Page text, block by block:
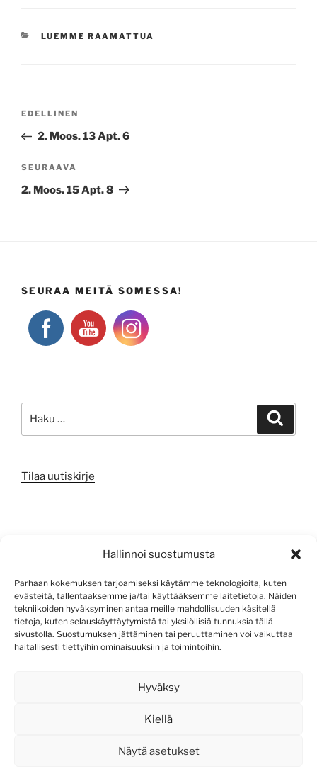
Hallinnoi suostumusta
Parhaan kokemuksen tarjoamiseksi käytämme teknologioita, kuten
evästeitä, tallentaaksemme ja/tai käyttääksemme laitetietoja. Näiden
tekniikoiden hyväksyminen antaa meille mahdollisuuden käsitellä
tietoja, kuten selauskäyttäytymistä tai yksilöllisiä tunnuksia tällä
sivustolla. Suostumuksen jättäminen tai peruuttaminen voi vaikuttaa
haitallisesti tiettyihin ominaisuuksiin ja toimintoihin.
Hyväksy
Kiellä
Näytä asetukset
KATEGORIAT
LUEMME RAAMATTUA
Edellinen
artikkeli
EDELLINEN
2. Moos. 13 Apt. 6
Seuraava
artikkeli
SEURAAVA
2. Moos. 15 Apt. 8
SEURAA MEITÄ SOMESSA!
Tilaa uutiskirje
Sisältösyöte
Kommenttisyöte